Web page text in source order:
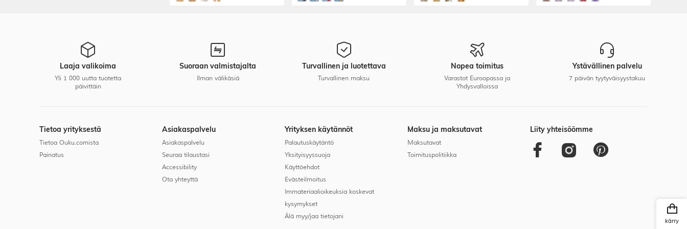
balettiharjoitteluun ja
olkaimilla balettitunneille ja
tanssikengät lapsille ja teini-
kärry
Laaja valikoima
Yli 1 000 uutta tuotetta
päivittäin
Suoraan valmistajalta
Ilman välikäsiä
Turvallinen ja luotettava
Turvallinen maksu
Nopea toimitus
Varastot Euroopassa ja
Yhdysvalloissa
Ystävällinen palvelu
7 päivän tyytyväisyystakuu
Tietoa yrityksestä
Tietoa Ouku.comista
Painatus
Asiakaspalvelu
Asiakaspalvelu
Seuraa tilaustasi
Accessibility
Ota yhteyttä
Yrityksen käytännöt
Palautuskäytäntö
Yksityisyyssuoja
Käyttöehdot
Evästeilmoitus
Immateriaalioikeuksia koskevat
kysymykset
Älä myy/jaa tietojani
Maksu ja maksutavat
Maksutavat
Toimituspolitiikka
Liity yhteisöömme